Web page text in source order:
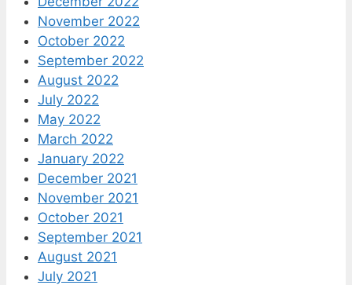
November 2022
October 2022
September 2022
August 2022
July 2022
May 2022
March 2022
January 2022
December 2021
November 2021
October 2021
September 2021
August 2021
July 2021